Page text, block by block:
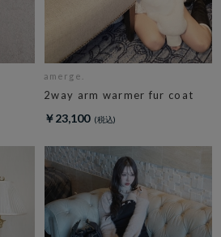
amerge.
2way arm warmer fur coat
￥23,100